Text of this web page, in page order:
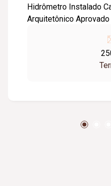
Hidrômetro Instalado
Arquitetônico